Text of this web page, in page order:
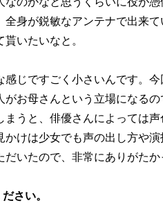
身が鋭敏なアンテナで出来て
いたいなと。
じですごく小さいんです。
お母さんという立場になる
うと、俳優さんによっては声
けは少女でも声の出し方や
いたので、非常にありがたか
さい。